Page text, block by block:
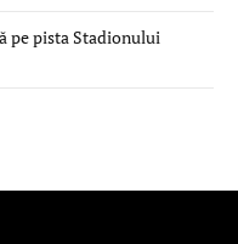
pe pista Stadionului